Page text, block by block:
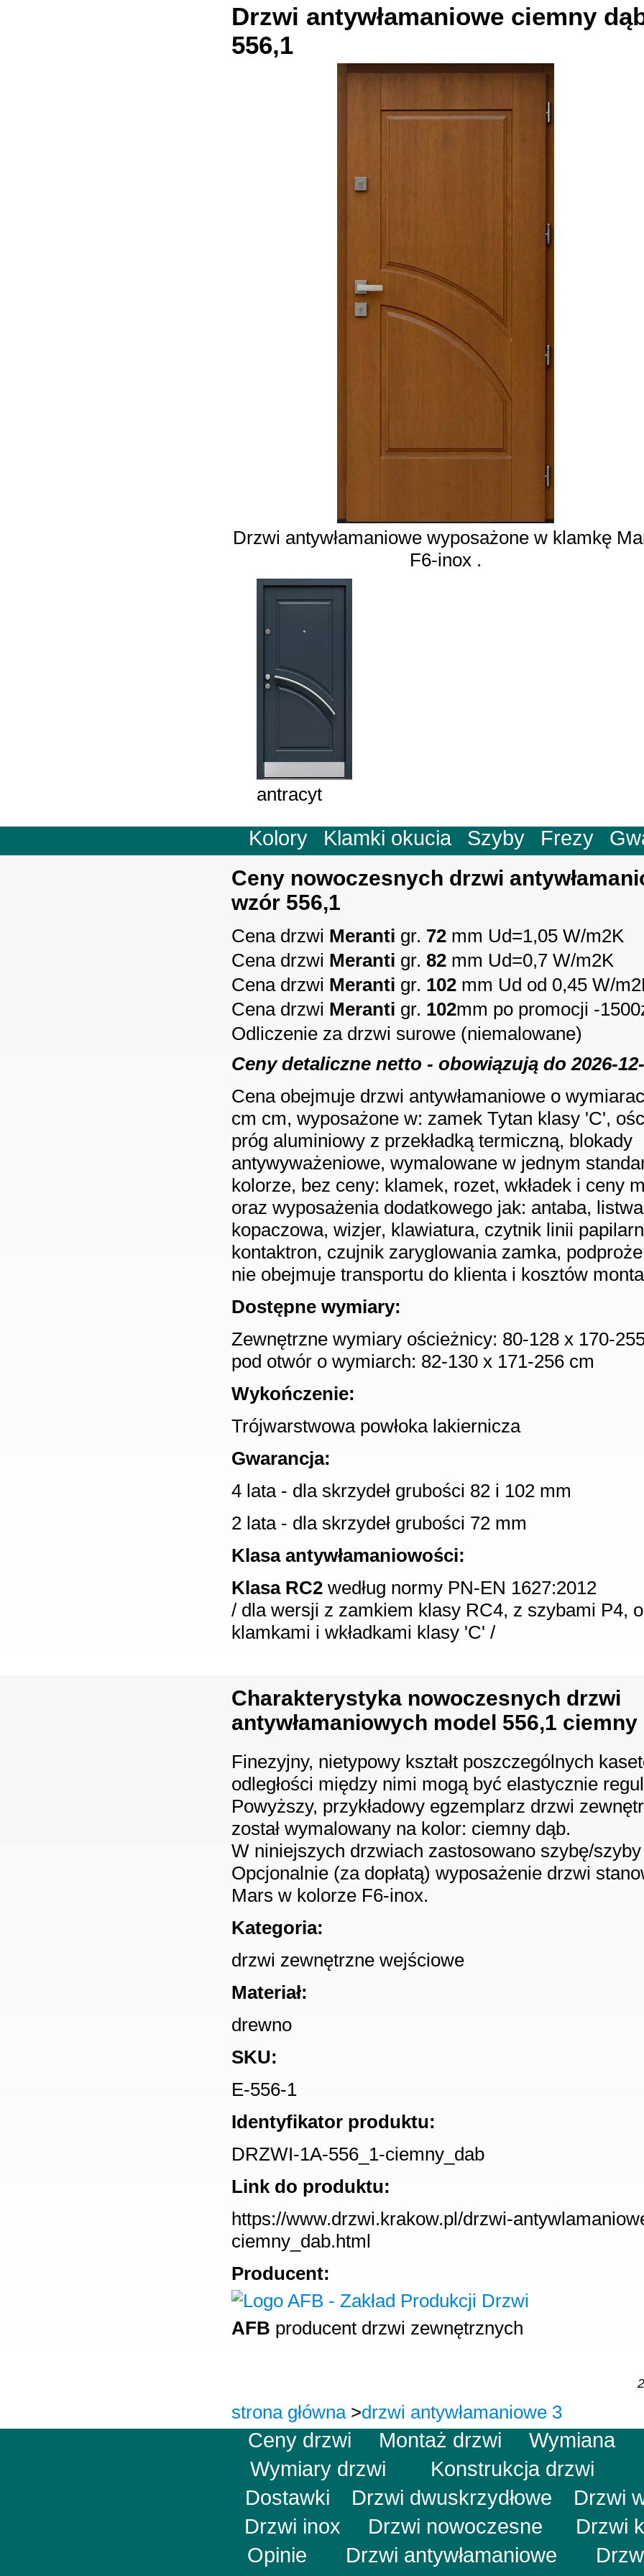
Drzwi antywłamaniowe ciemny
556,1
Drzwi antywłamaniowe wyposażone w klamkę
F6-inox .
antracyt
Frezy
Szyby
Klamki okucia
Kolory
Ceny nowoczesnych drzwi
wzór 556,1
Cena drzwi Meranti gr. 72 mm Ud=1,05 W/m2K
Cena drzwi Meranti gr. 82 mm Ud=0,7 W/m2K
Cena drzwi Meranti gr. 102 mm Ud od 0,45 W/
Cena drzwi Meranti gr. 102mm po promocji -
Odliczenie za drzwi surowe (niemalowane)
Ceny detaliczne netto - obowiązują do2026-
Cena obejmuje drzwi antywłamaniowe o
cm cm, wyposażone w: zamek Tytan klasy 'C',
próg aluminiowy z przekładką termiczną, blokady
antywyważeniowe, wymalowane w jednym
kolorze, bez ceny: klamek, rozet, wkładek i ceny
oraz wyposażenia dodatkowego jak: antaba, listwa
kopaczowa, wizjer, klawiatura, czytnik linii
kontaktron, czujnik zaryglowania zamka,
nie obejmuje transportu do klienta i kosztów
Dostępne wymiary:
Zewnętrzne wymiary ościeżnicy: 80-128 x 170-
pod otwór o wymiarch: 82-130 x 171-256 cm
Wykończenie:
Trójwarstwowa powłoka lakiernicza
Gwarancja:
4 lata - dla skrzydeł grubości 82 i 102 mm
2 lata - dla skrzydeł grubości 72 mm
Klasa antywłamaniowości:
Klasa RC2 według normy PN-EN 1627:2012
/ dla wersji z zamkiem klasy RC4, z szybami P4,
klamkami i wkładkami klasy 'C' /
Charakterystyka nowoczesnych drzwi
antywłamaniowych model 556,1 ciemny
Finezyjny, nietypowy kształt poszczególnych
odległości między nimi mogą być elastycznie
Powyższy, przykładowy egzemplarz drzwi
został wymalowany na kolor: ciemny dąb.
W niniejszych drzwiach zastosowano szybę/
Opcjonalnie (za dopłatą) wyposażenie drzwi
Mars w kolorze F6-inox.
Kategoria:
drzwi zewnętrzne wejściowe
Materiał:
drewno
SKU:
E-556-1
Identyfikator produktu:
DRZWI-1A-556_1-ciemny_dab
Link do produktu:
https://www.drzwi.krakow.pl/drzwi-
ciemny_dab.html
Producent:
AFB producent drzwi zewnętrznych
strona główna>drzwi antywłamaniowe 3
Wymiana
Montaż drzwi
Ceny drzwi
Konstrukcja drzwi
Wymiary drzwi
Drzwi
Drzwi dwuskrzydłowe
Dostawki
Drzwi
Drzwi nowoczesne
Drzwi inox
Drzwi antywłamaniowe
Opinie